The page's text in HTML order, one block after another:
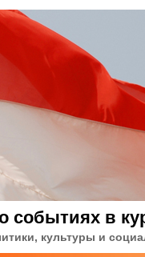
событиях в
культуры и